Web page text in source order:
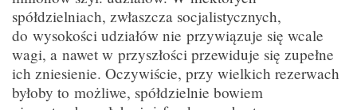
spółdzielniach, zwłaszcza socjalistycznych,
do wysokości udziałów nie przywiązuje się wcale
wagi, a nawet w przyszłości przewiduje się zupełne
ich zniesienie. Oczywiście, przy wielkich rezerwach
byłoby to możliwe, spółdzielnie bowiem